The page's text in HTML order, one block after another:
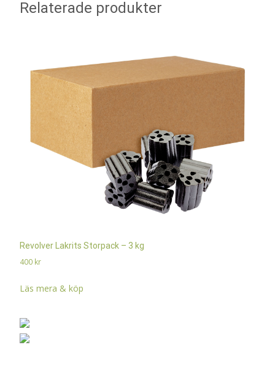
Relaterade produkter
Revolver Lakrits Storpack – 3 kg
400 kr
Läs mera & köp